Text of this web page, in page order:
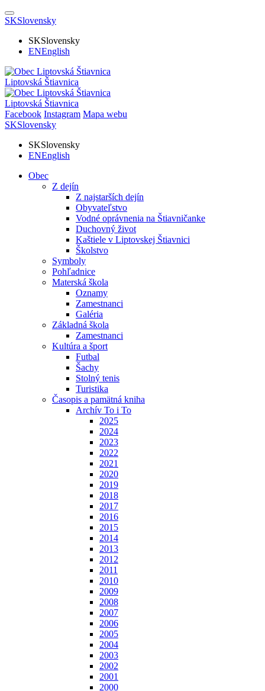
SKSlovensky
SKSlovensky
ENEnglish
Liptovská Štiavnica
Liptovská Štiavnica
Facebook Instagram Mapa webu
SKSlovensky
SKSlovensky
ENEnglish
Obec
Z dejín
Z najstarších dejín
Obyvateľstvo
Vodné oprávnenia na Štiavničanke
Duchovný život
Kaštiele v Liptovskej Štiavnici
Školstvo
Symboly
Pohľadnice
Materská škola
Oznamy
Zamestnanci
Galéria
Základná škola
Zamestnanci
Kultúra a šport
Futbal
Šachy
Stolný tenis
Turistika
Časopis a pamätná kniha
Archív To i To
2025
2024
2023
2022
2021
2020
2019
2018
2017
2016
2015
2014
2013
2012
2011
2010
2009
2008
2007
2006
2005
2004
2003
2002
2001
2000